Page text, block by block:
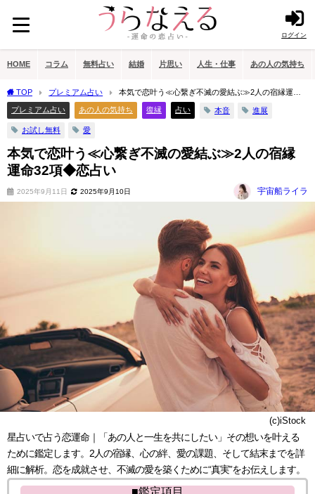
ログイン
HOME コラム 無料占い 結婚 片思い 人生・仕事 あの人の気持ち
TOP プレミアム占い
本気で恋叶う≪心繋ぎ不滅の愛結ぶ≫2人の宿縁運命
32項◆恋占い
プレミアム占い あの人の気持ち 復縁 占い 本音 進展
お試し無料 愛
本気で恋叶う≪心繋ぎ不滅の愛結ぶ≫2人の宿縁
運命32項◆恋占い
2025年9月11日 2025年9月10日 宇宙船ライラ
(c)iStock
星占いで占う恋運命｜「あの人と一生を共にしたい」その想いを叶える
ために鑑定します。2人の宿縁、心の絆、愛の課題、そして結末までを詳
細に解析。恋を成就させ、不滅の愛を築くために“真実”をお伝えします。
■鑑定項目